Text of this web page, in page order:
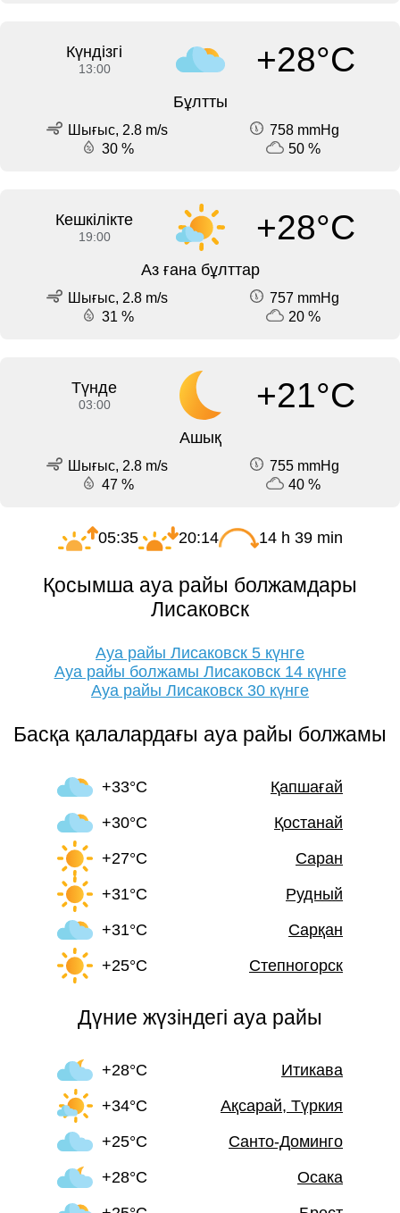
Күндізгі
13:00 +28°C
Бұлтты
Шығыс, 2.8 m/s
758 mmHg
30 %
50 %
Кешкілікте
19:00 +28°C
Аз ғана бұлттар
Шығыс, 2.8 m/s
757 mmHg
31 %
20 %
Түнде
03:00 +21°C
Ашық
Шығыс, 2.8 m/s
755 mmHg
47 %
40 %
05:35 20:14 14 h 39 min
Қосымша ауа райы болжамдары
Лисаковск
Ауа райы Лисаковск 5 күнге
Ауа райы болжамы Лисаковск 14 күнге
Ауа райы Лисаковск 30 күнге
Басқа қалалардағы ауа райы болжамы
+33°C
Қапшағай
+30°C
Қостанай
+27°C
Саран
+31°C
Рудный
+31°C
Сарқан
+25°C
Степногорск
Дүние жүзіндегі ауа райы
+28°C
Итикава
+34°C
Ақсарай, Түркия
+25°C
Санто-Доминго
+28°C
Осака